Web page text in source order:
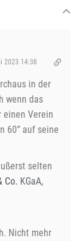
2023 14:38
in der
wenn das
einen Verein
60” auf seine
selten
Co. KGaA,
Nicht mehr